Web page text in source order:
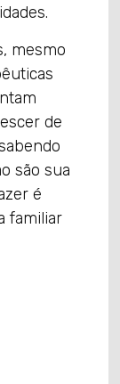
mesmo
de
são sua
é
familiar